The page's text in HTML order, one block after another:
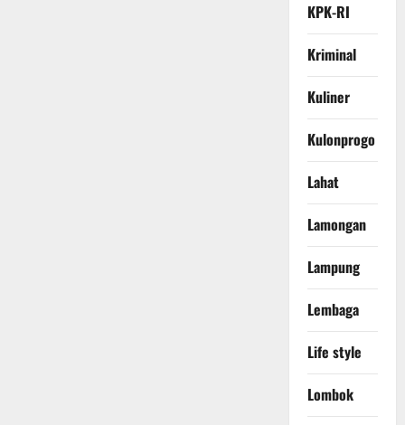
KPK-RI
Kriminal
Kuliner
Kulonprogo
Lahat
Lamongan
Lampung
Lembaga
Life style
Lombok